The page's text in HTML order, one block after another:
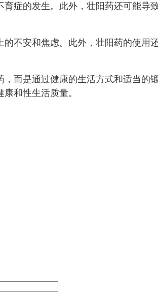
症的发生。此外，壮阳药还可能导
不安和焦虑。此外，壮阳药的使用
而是通过健康的生活方式和适当的
和性生活质量。